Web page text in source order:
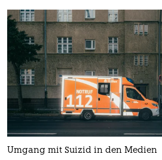
Umgang mit Suizid in den Medien